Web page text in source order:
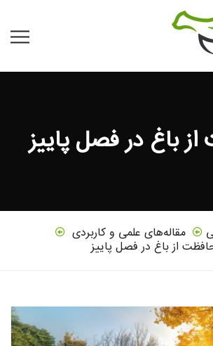
باغ در فصل پاییز
مقاله‌های علمی و کاربردی
از باغ در فصل پاییز